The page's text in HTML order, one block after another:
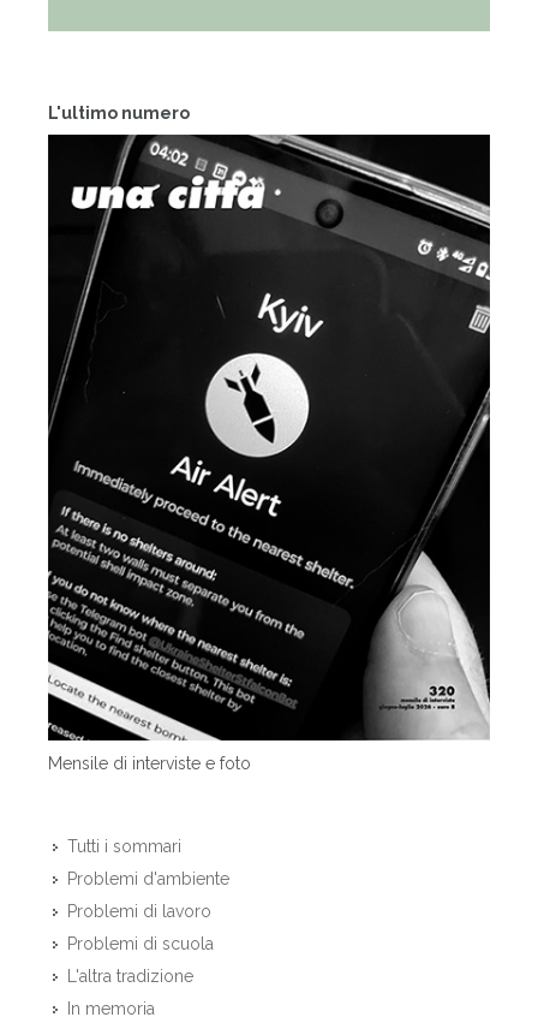
L'ultimo numero
Mensile di interviste e foto
Tutti i sommari
Problemi d'ambiente
Problemi di lavoro
Problemi di scuola
L'altra tradizione
In memoria